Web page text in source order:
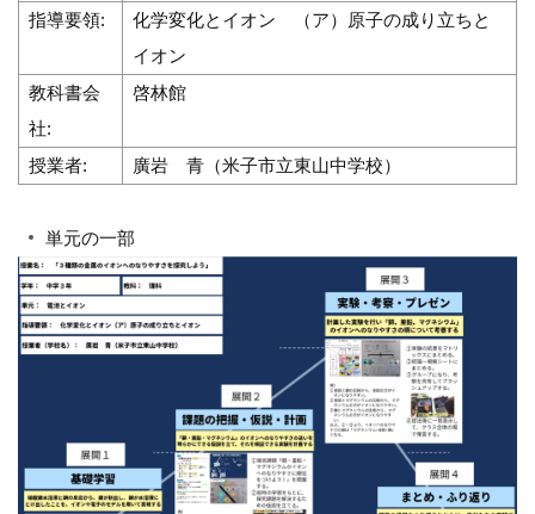
指導要領:
化学変化とイオン （ア）原子の成り立ちと
イオン
教科書会
社:
啓林館
授業者: 廣岩 青（米子市立東山中学校）
単元の一部